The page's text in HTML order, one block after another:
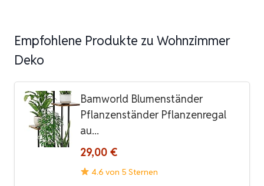
Empfohlene Produkte zu Wohnzimmer
Deko
Bamworld Blumenständer
Pflanzenständer Pflanzenregal
au...
29,00 €
4.6 von 5 Sternen